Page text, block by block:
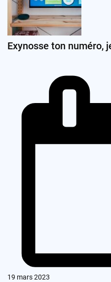
Exynosse ton numéro,
19 mars 2023